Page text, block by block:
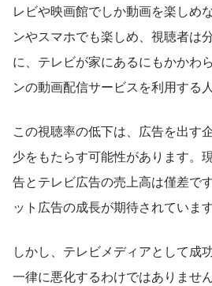
レビや映画館でしか動画を楽しめ
ンやスマホでも楽しめ、視聴者は
に、テレビが家にあるにもかかわ
ンの動画配信サービスを利用する
この視聴率の低下は、広告を出す
少をもたらす可能性があります。
告とテレビ広告の売上高は僅差で
ット広告の成長が期待されています
しかし、テレビメディアとして成
一律に悪化するわけではありませ